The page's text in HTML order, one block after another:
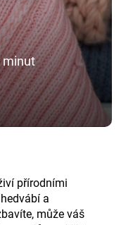
přírodními
a
může váš